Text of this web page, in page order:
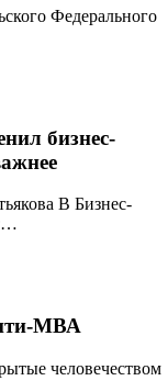
Федерального
бизнес-
В Бизнес-
МВА
человечеством